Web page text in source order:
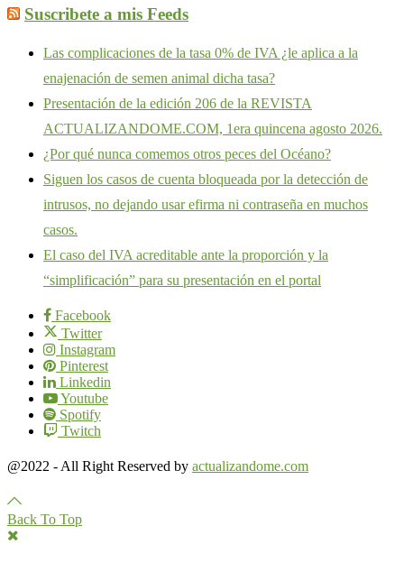
Suscribete a mis Feeds
Las complicaciones de la tasa 0% de IVA ¿le aplica a la
enajenación de semen animal dicha tasa?
Presentación de la edición 206 de la REVISTA
ACTUALIZANDOME.COM, 1era quincena agosto 2026.
¿Por qué nunca comemos otros peces del Océano?
Siguen los casos de cuenta bloqueada por la detección de
intrusos, no dejando usar efirma ni contraseña en muchos
casos.
El caso del IVA acreditable ante la proporción y la
“simplificación” para su presentación en el portal
Facebook
Twitter
Instagram
Pinterest
Linkedin
Youtube
Spotify
Twitch
@2022 - All Right Reserved by actualizandome.com
Back To Top